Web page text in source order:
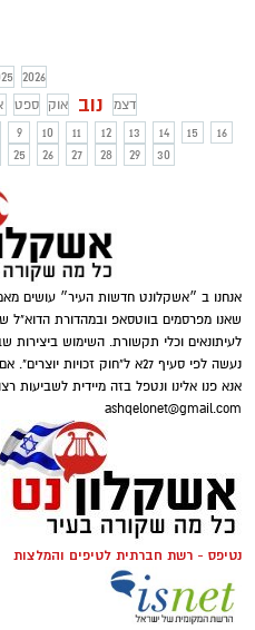
2026
ספט אוק נוב
דצמ
9 10 11 12 13 14 15
16
25 26 27 28 29 30
אנחנו ב ״אשקלונט חדשות העיר״ עושים
שאנו מפרסמים בווטסאפ ובמהדורת הדוא"ל
לעיתונאים וכלי תקשורת. השימוש ביצירות
נעשה לפי סעיף 27א ל"חוק
אנא פנו אלינו ונטפל בזה מיידית לשביעות
ashqelonet@gmail.com
נטיפס - רשת חברתית לטיפים והמלצות